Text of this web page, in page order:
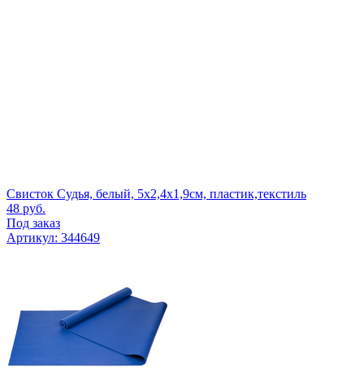
Свисток Судья, белый, 5x2,4х1,9см, пластик,текстиль
48 руб.
Под заказ
Артикул: 344649